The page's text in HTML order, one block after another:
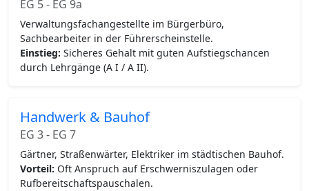
EG 5 - EG 9a
Verwaltungsfachangestellte im Bürgerbüro,
Sachbearbeiter in der Führerscheinstelle.
Einstieg: Sicheres Gehalt mit guten Aufstiegschancen
durch Lehrgänge (A I / A II).
Handwerk & Bauhof
EG 3 - EG 7
Gärtner, Straßenwärter, Elektriker im städtischen Bauhof.
Vorteil: Oft Anspruch auf Erschwerniszulagen oder
Rufbereitschaftspauschalen.